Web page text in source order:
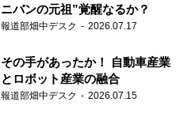
ニバンの元祖”覚醒なるか？
報道部畑中デスク 2026.07.17
その手があったか！ 自動車産業
とロボット産業の融合
報道部畑中デスク 2026.07.15